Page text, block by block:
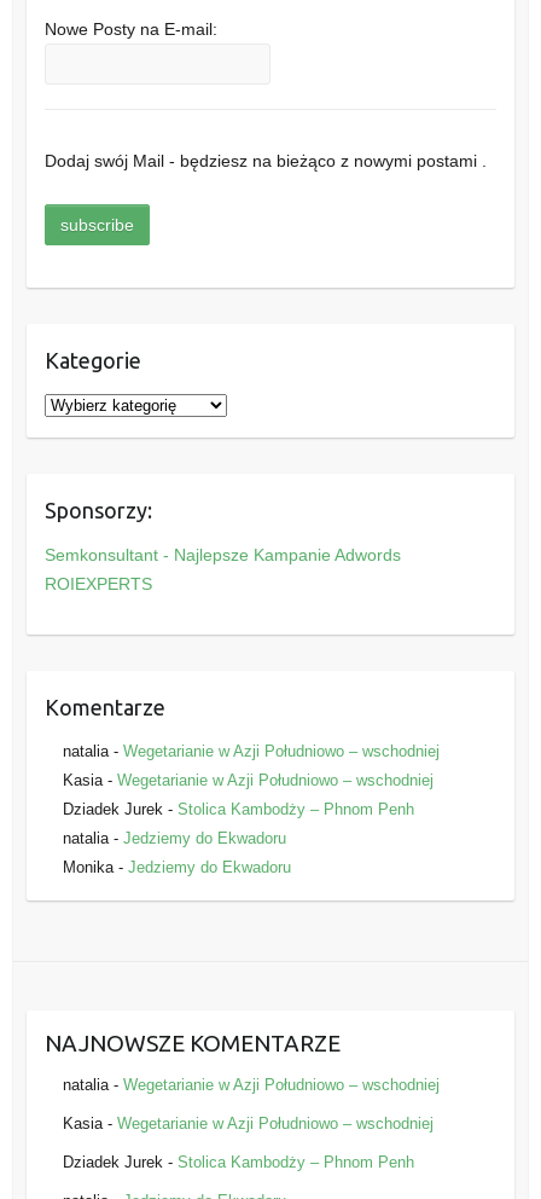
Nowe Posty na E-mail:
Dodaj swój Mail - będziesz na bieżąco z nowymi postami .
Kategorie
K
a
g
o
r
e
Sponsorzy:
Semkonsultant - Najlepsze Kampanie Adwords
ROIEXPERTS
Komentarze
natalia- Wegetarianie w Azji Południowo – wschodniej
Kasia- Wegetarianie w Azji Południowo – wschodniej
Dziadek Jurek- Stolica Kambodży – Phnom Penh
natalia- Jedziemy do Ekwadoru
Monika- Jedziemy do Ekwadoru
NAJNOWSZE KOMENTARZE
natalia- Wegetarianie w Azji Południowo – wschodniej
Kasia- Wegetarianie w Azji Południowo – wschodniej
Dziadek Jurek- Stolica Kambodży – Phnom Penh